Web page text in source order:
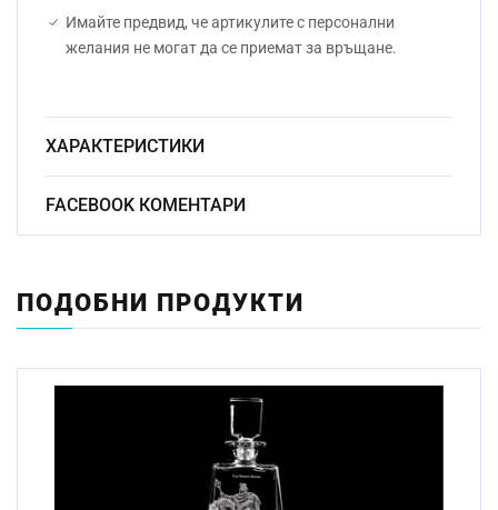
Имайте предвид, че артикулите с персонални
желания не могат да се приемат за връщане.
ХАРАКТЕРИСТИКИ
Материал:
Безоловно венецианско
Да
От 3 до 10 раб. дни
FACEBOOK КОМЕНТАРИ
ПОДОБНИ ПРОДУКТИ